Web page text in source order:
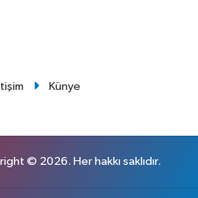
Künye
© 2026. Her hakkı saklıdır.